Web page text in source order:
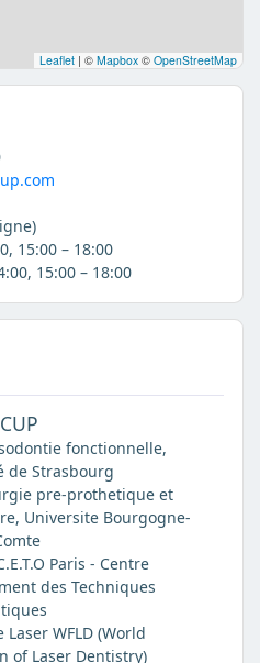
Leaflet | © Mapbox © OpenStreetMap
15:00 – 18:00
15:00 – 18:00
fonctionnelle,
de Strasbourg
pre-prothetique et
Universite Bourgogne-
Paris - Centre
des Techniques
Laser WFLD (World
of Laser Dentistry)